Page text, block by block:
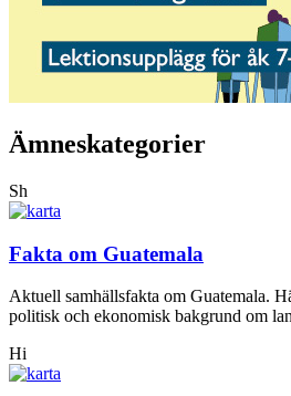
Ämneskategorier
Sh
Fakta om Guatemala
Aktuell samhällsfakta om Guatemala.
politisk och ekonomisk bakgrund om
Hi